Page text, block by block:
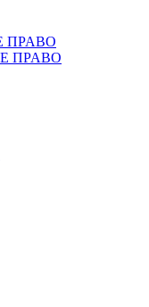
ПРАВО
ПРАВО